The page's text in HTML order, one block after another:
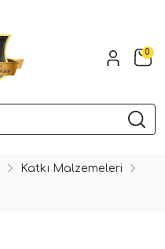
0
Katkı Malzemeleri